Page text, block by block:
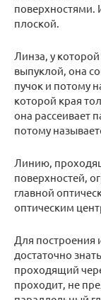
поверхностями.
плоской.
Линза, у
выпуклой, она
пучок и потому
которой края
она рассеивает
потому
Линию,
поверхностей,
главной
оптическим
Для построения
достаточно
проходящий
проходит, не